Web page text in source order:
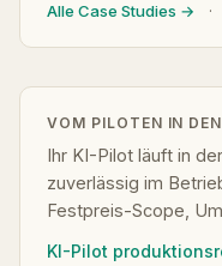
Alle Case Studies → ·
VOM PILOTEN IN
Ihr KI-Pilot läuft in
zuverlässig im
Festpreis-Scope,
KI-Pilot